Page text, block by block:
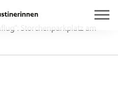
Storchenparkplatz am